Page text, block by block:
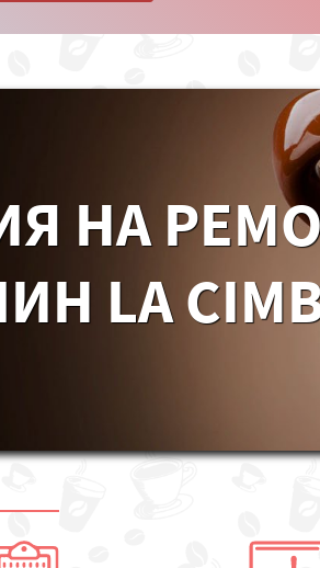
НА
LA